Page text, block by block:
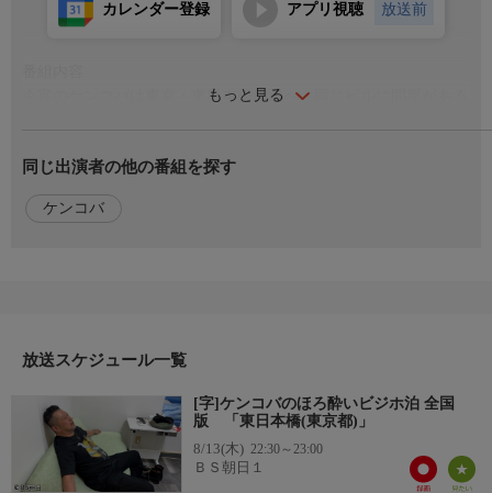
もっと見る
カレンダー登録 アプリ視聴 放送前
今宵のケンコバは東京・東日本橋周辺へ。同じビルに問屋がある
で釣った太刀魚や新鮮な魚料理が楽しめるお店。名物の黄金アジ
フライと熱燗で一杯やる。
疲れた大人がふと日常から離れる至福の時…それがビジネスホテ
ル泊。たった一泊するだけでもなんだか少しワクワク…知らない
街を散策して、居酒屋で少しぜいたくするのもなんだか楽しい。
いつでも気軽に利用できるビジホは強い味方。この番組では、ケ
同じ出演者の他の番組を探す
ケンコバ
放送スケジュール一覧
[字]ケンコバのほろ酔いビジホ泊 全国
版 「東日本橋(東京都)」
8/13(木) 22:30～23:00
ＢＳ朝日１